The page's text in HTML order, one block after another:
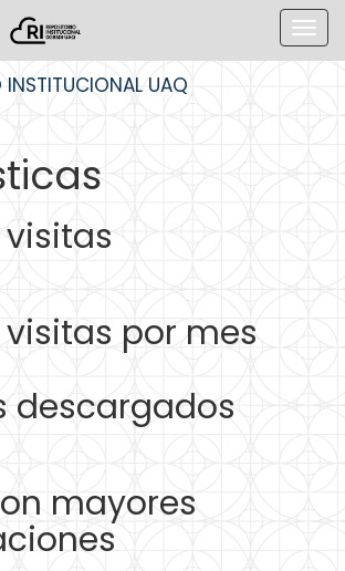
INSTITUCIONAL UAQ
por mes
descargados
mayores